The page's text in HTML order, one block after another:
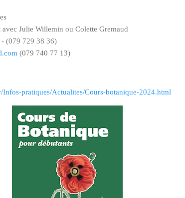
Julie Willemin ou Colette Gremaud
- (079 729 38 36)
(079 740 77 13)
pratiques/Actualites/Cours-botanique-2024.html